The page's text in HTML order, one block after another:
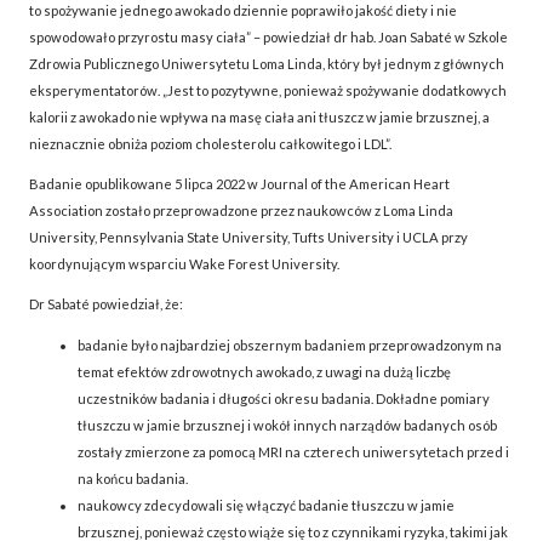
to spożywanie jednego awokado dziennie poprawiło jakość diety i nie
spowodowało przyrostu masy ciała” – powiedział dr hab. Joan Sabaté w Szkole
Zdrowia Publicznego Uniwersytetu Loma Linda, który był jednym z głównych
eksperymentatorów. „Jest to pozytywne, ponieważ spożywanie dodatkowych
kalorii z awokado nie wpływa na masę ciała ani tłuszcz w jamie brzusznej, a
nieznacznie obniża poziom cholesterolu całkowitego i LDL”.
Badanie opublikowane 5 lipca 2022 w Journal of the American Heart
Association zostało przeprowadzone przez naukowców z Loma Linda
University, Pennsylvania State University, Tufts University i UCLA przy
koordynującym wsparciu Wake Forest University.
Dr Sabaté powiedział, że:
badanie było najbardziej obszernym badaniem przeprowadzonym na
temat efektów zdrowotnych awokado, z uwagi na dużą liczbę
uczestników badania i długości okresu badania. Dokładne pomiary
tłuszczu w jamie brzusznej i wokół innych narządów badanych osób
zostały zmierzone za pomocą MRI na czterech uniwersytetach przed i
na końcu badania.
naukowcy zdecydowali się włączyć badanie tłuszczu w jamie
brzusznej, ponieważ często wiąże się to z czynnikami ryzyka, takimi jak